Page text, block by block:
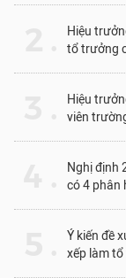
Hiệu
tổ trưởng
Hiệu
viên
Nghị định
có 4 phân
Ý kiến đề
xếp làm